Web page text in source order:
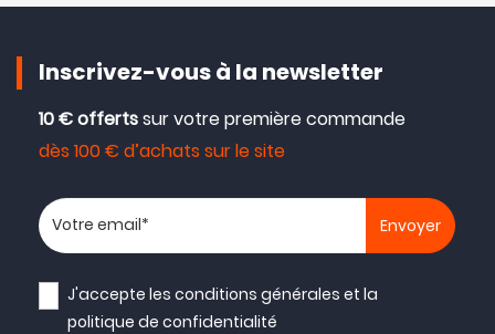
Inscrivez-vous à la newsletter
10 € offertssur votre première commande
dès 100 € d’achats sur le site
Votre adresse email
J'accepte lesconditions générales et la
politique de confidentialité